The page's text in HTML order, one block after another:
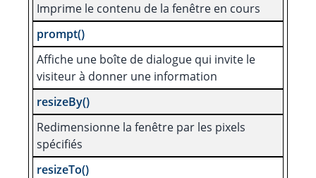
Imprime le contenu de la fenêtre en cours
prompt()
Affiche une boîte de dialogue qui invite le
visiteur à donner une information
resizeBy()
Redimensionne la fenêtre par les pixels
spécifiés
resizeTo()